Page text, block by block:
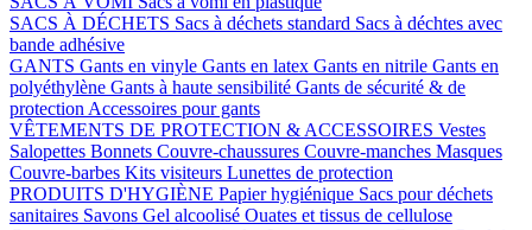
SACS À DÉCHETS Sacs à déchets standard Sacs à déchtes avec
bande adhésive
GANTS Gants en vinyle Gants en latex Gants en nitrile Gants en
polyéthylène Gants à haute sensibilité Gants de sécurité & de
protection Accessoires pour gants
VÊTEMENTS DE PROTECTION & ACCESSOIRES Vestes
Salopettes Bonnets Couvre-chaussures Couvre-manches Masques
Couvre-barbes Kits visiteurs Lunettes de protection
PRODUITS D'HYGIÈNE Papier hygiénique Sacs pour déchets
sanitaires Savons Gel alcoolisé Ouates et tissus de cellulose